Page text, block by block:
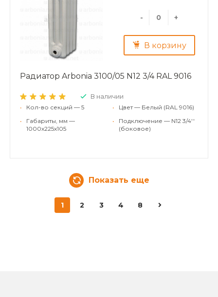
- +
В корзину
Радиатор Arbonia 3100/05 N12 3/4 RAL 9016
В наличии
•
Кол-во секций — 5
•
Габариты, мм —
1000x225x105
•
Цвет — Белый (RAL 9016)
•
Подключение — N12 3/4''
(боковое)
Показать еще
1 2 3 4 8